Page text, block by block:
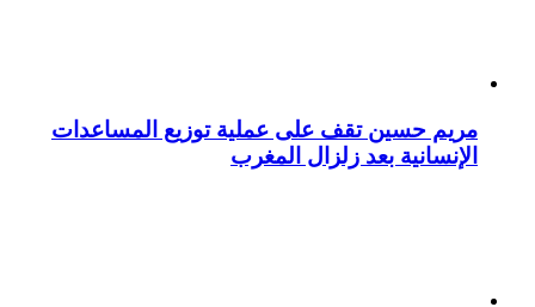
مريم حسين تقف على عملية توزيع المساعدات
الإنسانية بعد زلزال المغرب